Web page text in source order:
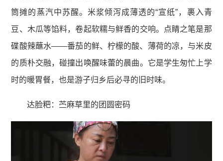
筒摊的蒸汽中苏醒。米浆倾泻成薄透的“宣纸”，裹入青
豆、木瓜等馅料，卷起软糯与鲜香的交响。点睛之笔是那
碟酸辣蘸水——番茄的鲜、柠檬的酸、薄荷的凉，与米皮
的质朴交融，碰撞出唤醒味蕾的晨曲。它是学生匆忙上学
时的暖胃餐，也是游子归乡后必寻的旧时味。
达脸粑：苎麻草里的团圆密码